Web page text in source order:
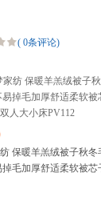
( 0条评论)
保暖羊羔绒被子秋冬
掉毛加厚舒适柔软被芯